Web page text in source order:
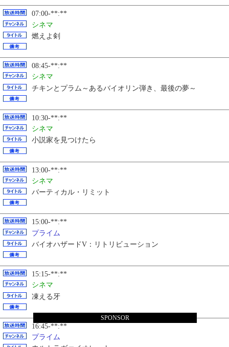
07:00-**:**
シネマ
燃えよ剣
08:45-**:**
シネマ
チキンとプラム～あるバイオリン弾き、最後の夢～
10:30-**:**
シネマ
小説家を見つけたら
13:00-**:**
シネマ
バーティカル・リミット
15:00-**:**
プライム
バイオハザードV：リトリビューション
15:15-**:**
シネマ
凍える牙
16:45-**:**
プライム
SPONSOR